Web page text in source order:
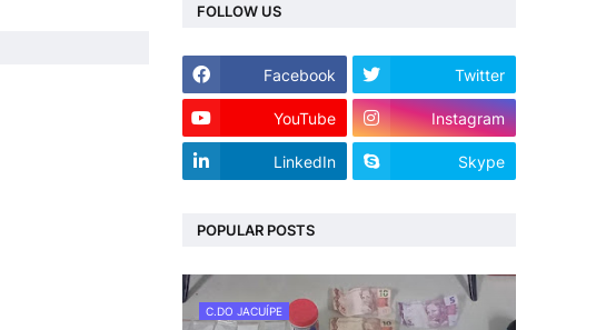
FOLLOW US
Facebook Twitter
YouTube Instagram
LinkedIn Skype
POPULAR POSTS
C.DO JACUÍPE